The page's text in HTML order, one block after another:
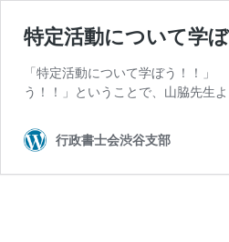
特定活動について学ぼ
「特定活動について学ぼう！！
う！！」ということで、山脇先生
行政書士会渋谷支部